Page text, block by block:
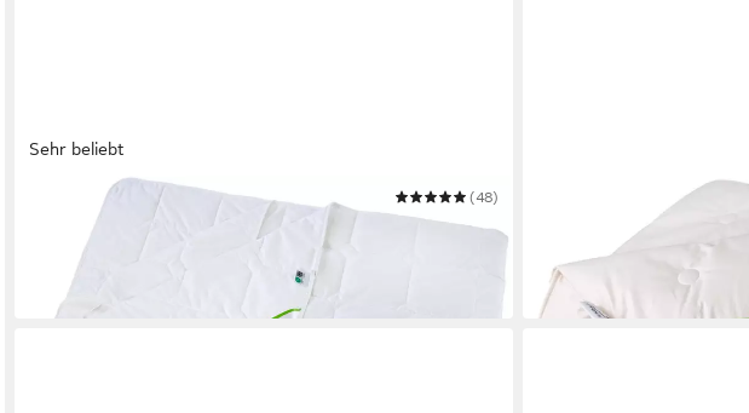
Sehr beliebt
FRANKNATUR
Naturfaserbettdecke Sommerdecke Lyocell
Mehrere Größen
(48)
ab 74,90 €
in 2-3 Werktagen bei dir
Naturfaserbettdecke
Mehrere Größen
ab 129,90 €
in 2-3 Werktagen bei dir